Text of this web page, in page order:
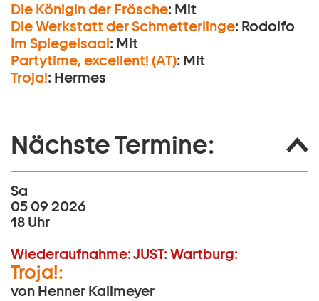
Die Königin der Frösche: Mit
Die Werkstatt der Schmetterlinge: Rodolfo
Im Spiegelsaal: Mit
Partytime, excellent! (AT): Mit
Troja!: Hermes
Nächste Termine:
Sa
05 09 2026
18 Uhr
Wiederaufnahme:JUST: Wartburg:
Troja!:
von Henner Kallmeyer